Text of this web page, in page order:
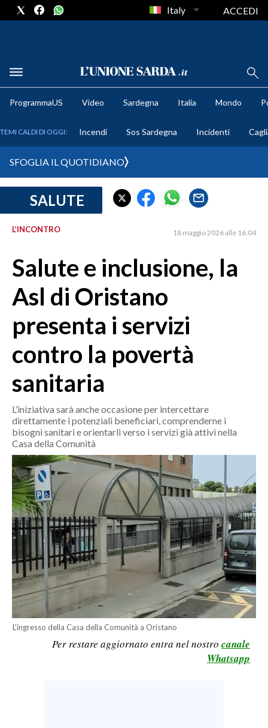
METEO
CRONACA SARDEGNA
MEDIO CAMPIDANO
ORISTANO E PROVINCIA
GALLURA
NUORO E PROVINCIA
OGLIASTRA
AGENDA
CRONACA
ITALIA
MONDO
POLITICA
ECONOMIA
SERVIZI ALLE IMPRESE
LAVORO
BANDI
SPORT IN SARDEGNA
SPORT
RISULTATI E CLASSIFICHE
Italy ACCEDI
ProgrammaUS Video Sardegna Italia Mondo
TEMI CALDI DI OGGI: Incendi Sos Sardegna Incidenti
SFOGLIA IL QUOTIDIANO
SALUTE
L’INCONTRO 18 maggio 2026 alle 16:04
Salute e inclusione, la
Asl di Oristano
presenta i servizi
contro la povertà
sanitaria
L’iniziativa sarà anche occasione per intercettare
direttamente i potenziali beneficiari, comprenderne i
bisogni sanitari e orientarli verso i servizi già attivi nella
Casa della Comunità
L’ingresso della Casa della Comunità a Oristano
Per restare aggiornato entra nel nostro canale
Whatsapp